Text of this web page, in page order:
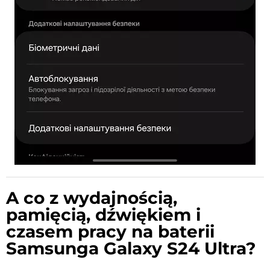
A co z wydajnością,
pamięcią, dźwiękiem i
czasem pracy na baterii
Samsunga Galaxy S24 Ultra?